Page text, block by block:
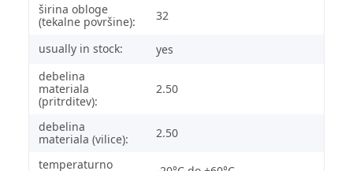
širina obloge
(tekalne površine):
32
usually in stock:
yes
debelina
materiala
(pritrditev):
2.50
debelina
materiala (vilice):
2.50
temperaturno